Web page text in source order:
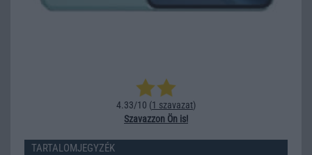
4.33/10 (1 szavazat)
Szavazzon Ön is!
TARTALOMJEGYZÉK